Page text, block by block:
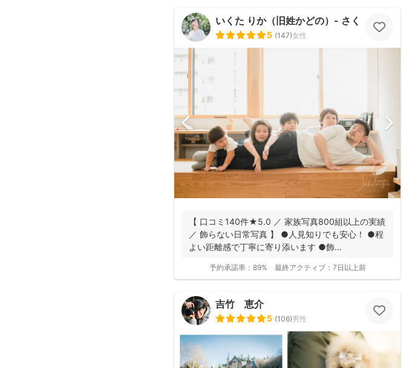
いくた りか（旧姓かどの）- さくらふ写真 -
5 (147)女性
【 口コミ140件★5.0 ／ 家族写真800組以上の実績
／ 飾らない日常写真 】 ●人見知りでも安心！ ●程
よい距離感で丁寧に寄り添います ●飾...
予約承諾率： 89% 最終アクティブ： 7日以上前
吉竹 恵介
5 (106)男性